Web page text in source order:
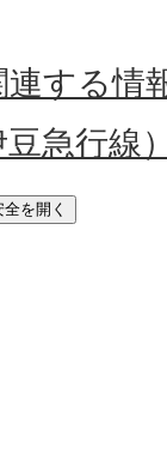
する情
豆急行線
を開く